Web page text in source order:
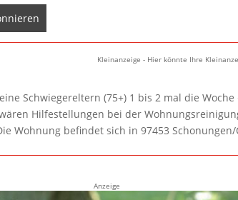
Kleinanzeige - Hier könnte Ihre
Schwiegereltern (75+) 1 bis 2 mal die
Hilfestellungen bei der
Wohnung befindet sich in 97453
Anzeige